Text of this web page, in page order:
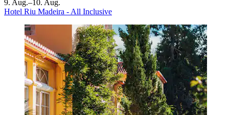
9. Aug.–10. Aug.
Hotel Riu Madeira - All Inclusive